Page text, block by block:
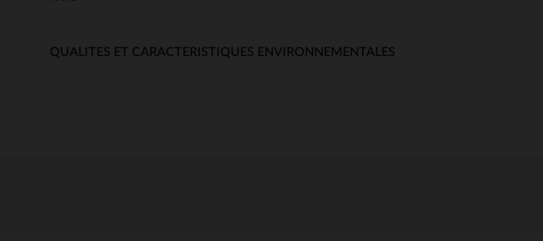
QUALITES ET CARACTERISTIQUES ENVIRONNEMENTALES